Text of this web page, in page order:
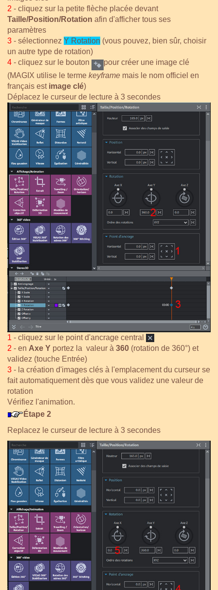
2 - cliquez sur la petite flèche placée devant
Taille/Position/Rotation afin d'afficher tous ses
paramètres
3 - sélectionnez Y Rotation (vous pouvez, bien sûr, choisir
un autre type de rotation)
4 - cliquez sur le bouton
pour créer une image clé
(MAGIX utilise le terme keyframe mais le nom officiel en
français est image clé)
Déplacez le curseur de lecture à 3 secondes
1 - cliquez sur le point d'ancrage central
2 - en Axe Y portez la valeur à 360 (rotation de 360°) et
validez (touche Entrée)
3 - la création d'images clés à l'emplacement du curseur se
fait automatiquement dès que vous validez une valeur de
rotation
Vérifiez l'animation.
Étape 2
Replacez le curseur de lecture à 3 secondes